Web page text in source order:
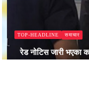
TOP-HEADLINE समाचार
रेड नोटिस जारी भएका